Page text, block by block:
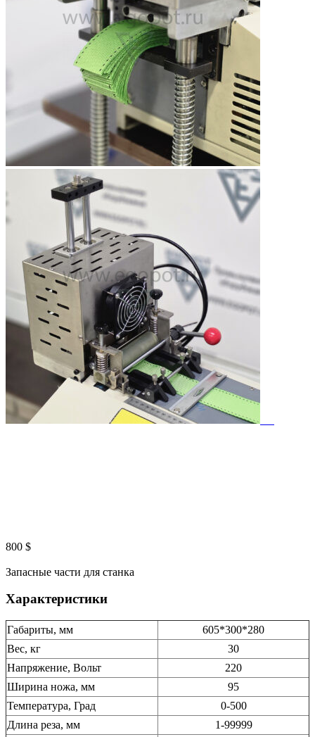
800 $
Запасные части для станка
Характеристики
Габариты, мм
605*300*280
Вес, кг
30
Напряжение, Вольт
220
Ширина ножа, мм
95
Температура, Град
0-500
Длина реза, мм
1-99999